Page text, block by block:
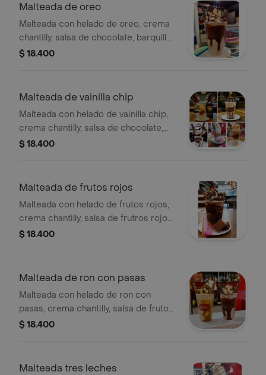
Malteada de oreo
Malteada con helado de oreo, crema
chantilly, salsa de chocolate, barquillo
y karchy.
$ 18.400
Malteada de vainilla chip
Malteada con helado de vainilla chip,
crema chantilly, salsa de chocolate,
barquillo y karchy.
$ 18.400
Malteada de frutos rojos
Malteada con helado de frutos rojos,
crema chantilly, salsa de frutros rojos
y leche condensada, barquillo y
$ 18.400
Malteada de ron con pasas
Malteada con helado de ron con
pasas, crema chantilly, salsa de frutos
rojos y leche condensada, barquillo y
$ 18.400
Malteada tres leches